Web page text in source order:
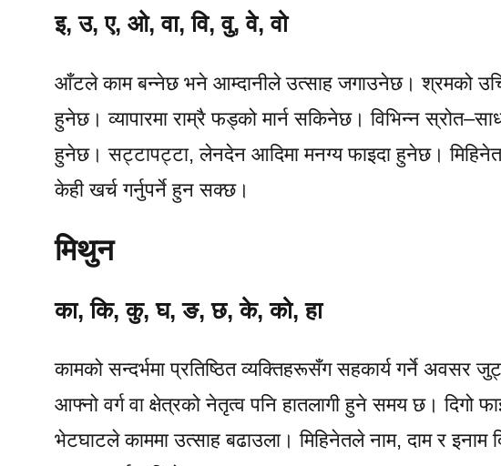
इ, उ, ए, ओ, वा, वि, वु, वे, वो
आँटले काम बन्नेछ भने आम्दानीले उत्साह जगाउनेछ। श्रमको
हुनेछ। व्यापारमा राम्रै फड्को मार्न सकिनेछ। विभिन्न
हुनेछ। सट्टापट्टा, लेनदेन आदिमा मनग्य फाइदा हुनेछ।
केही खर्च गर्नुपर्ने हुन सक्छ।
मिथुन
का, कि, कु, घ, ङ, छ, के, को, हा
कामको सन्दर्भमा प्रतिष्ठित व्यक्तिहरूसँग सहकार्य गर्ने अवसर
आफ्नो वर्ग वा क्षेत्रको नेतृत्व पनि हातलागी हुने समय छ। दिगो
भेटघाटले काममा उत्साह बढाउला। मिहिनेतले नाम, दाम र इनाम